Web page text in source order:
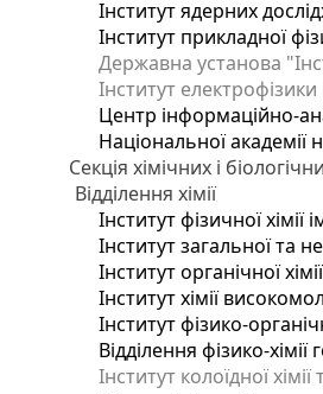
Інститут ядерних
Інститут прикладної
Державна установа
Інститут
Центр інформаційно-
Національної академії
Секція хімічних і
Відділення хімії
Інститут фізичної
Інститут загальної та
Інститут органічної хімії
Інститут хімії
Інститут фізико-
Відділення фізико-
Інститут колоїдної